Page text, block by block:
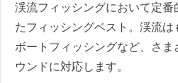
渓流フィッシングにおいて定番
たフィッシングベスト。渓流は
ボートフィッシングなど、さ
ウンドに対応します。